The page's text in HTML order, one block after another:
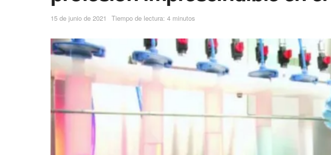
15 de junio de 2021 Tiempo de lectura: 4 minutos